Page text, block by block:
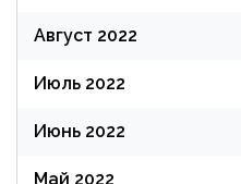
Август 2022
Июль 2022
Июнь 2022
Май 2022